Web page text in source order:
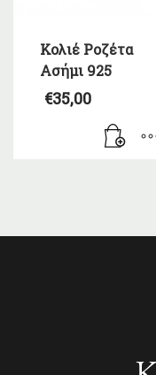
Κολιέ Ροζέτα
Ασήμι 925
€35,00